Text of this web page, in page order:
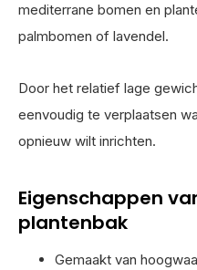
mediterrane bomen en
palmbomen of lavendel.
Door het relatief lage
eenvoudig te verplaatsen
opnieuw wilt inrichten.
Eigenschappen
plantenbak
Gemaakt van